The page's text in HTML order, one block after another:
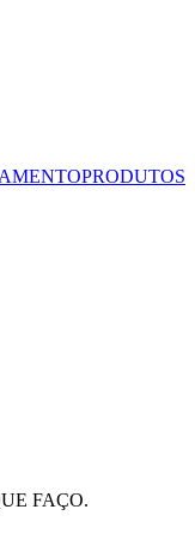
PRODUTOS
FAÇO.